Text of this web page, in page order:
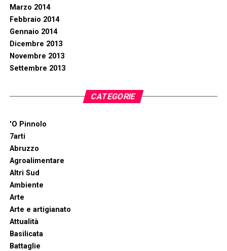
Marzo 2014
Febbraio 2014
Gennaio 2014
Dicembre 2013
Novembre 2013
Settembre 2013
CATEGORIE
'O Pinnolo
7arti
Abruzzo
Agroalimentare
Altri Sud
Ambiente
Arte
Arte e artigianato
Attualità
Basilicata
Battaglie